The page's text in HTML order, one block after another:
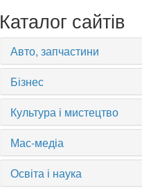
Каталог сайтів
Авто, запчастини
Бізнес
Культура і мистецтво
Мас-медіа
Освіта і наука